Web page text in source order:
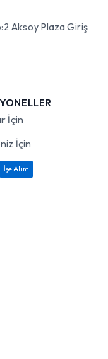
Aksoy Plaza Giriş
İçin
İçin
İşe Alım